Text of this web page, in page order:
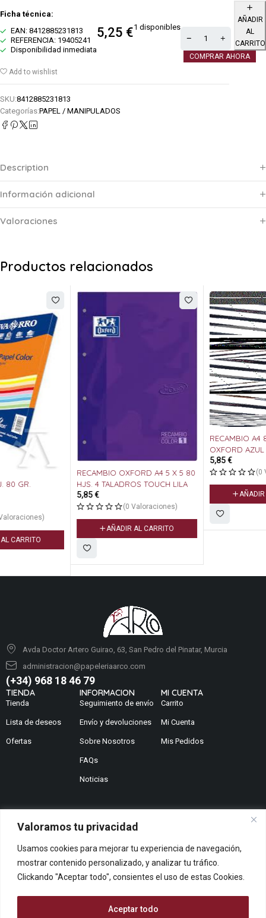
Valoramos tu privacidad
Usamos cookies para mejorar tu experiencia de navegación,
mostrar contenido personalizado, y analizar tu tráfico.
Clickando "Aceptar todo", consientes el uso de estas Cookies.
Aceptar todo
Ficha técnica:
EAN: 8412885231813
REFERENCIA: 19405241
Disponibilidad inmediata
5,25 €1 disponibles
AÑADIR
AL
CARRITO
COMPRAR AHORA
Add to wishlist
SKU:8412885231813
Categorías:PAPEL / MANIPULADOS
Description
Información adicional
Valoraciones
Productos relacionados
RECAMBIO OXFORD A4 5 X 5 80
HJS. 4 TALADROS TOUCH LILA
(0 Valoraciones)
AÑADIR AL CARRITO
RECAMBIO A4 80 HJ CUADROS
OXFORD AZUL TURQUESA
5,85€
(0 Valoraciones)
AÑADIR AL CARRITO
Avda Doctor Artero Guirao, 63, San Pedro del Pinatar, Murcia
administracion@papeleriaarco.com
(+34) 968 18 46 79
TIENDA
Tienda
Lista de deseos
Ofertas
INFORMACION
Seguimiento de envío
Envío y devoluciones
Sobre Nosotros
FAQs
Noticias
MI CUENTA
Carrito
Mi Cuenta
Mis Pedidos
¿Te podemos ayudar?
Queremos saber tu opinión